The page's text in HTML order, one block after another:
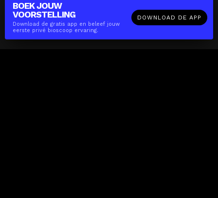
BOEK JOUW
VOORSTELLING
Download de gratis app en beleef jouw
eerste privé bioscoop ervaring.
DOWNLOAD DE APP